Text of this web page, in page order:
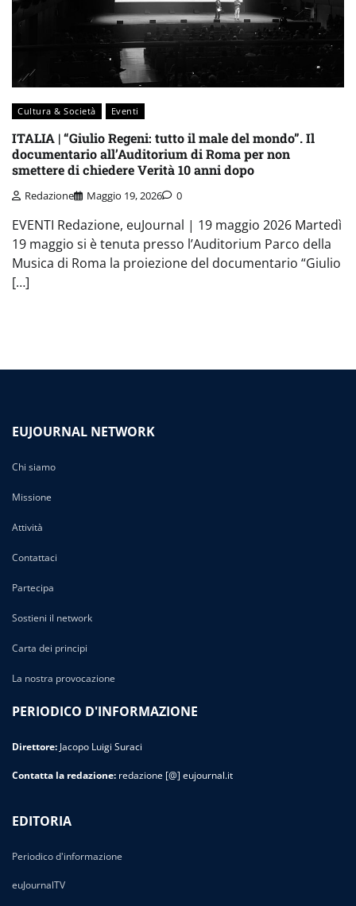
Cultura & Società Eventi
ITALIA | “Giulio Regeni: tutto il male del mondo”. Il
documentario all’Auditorium di Roma per non
smettere di chiedere Verità 10 anni dopo
Redazione Maggio 19, 2026 0
EVENTI Redazione, euJournal | 19 maggio 2026 Martedì
19 maggio si è tenuta presso l’Auditorium Parco della
Musica di Roma la proiezione del documentario “Giulio
[…]
EUJOURNAL NETWORK
Chi siamo
Missione
Attività
Contattaci
Partecipa
Sostieni il network
Carta dei principi
La nostra provocazione
PERIODICO D'INFORMAZIONE
Direttore: Jacopo Luigi Suraci
Contatta la redazione: redazione [@] eujournal.it
EDITORIA
Periodico d'informazione
euJournalTV